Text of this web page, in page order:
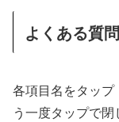
よくある質
各項目名をタッ
う一度タップで閉